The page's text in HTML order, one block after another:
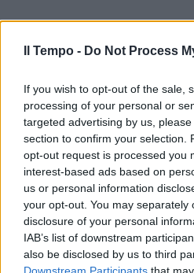
Il Tempo - Do Not Process
If you wish to opt-out of the sale,
processing of your personal or
targeted advertising by us,
section to confirm your selection.
opt-out request is processed you
interest-based ads based on
us or personal information
your opt-out. You may separately
disclosure of your personal
IAB’s list of downstream
also be disclosed by us to third
Downstream Participants that
In evidenza